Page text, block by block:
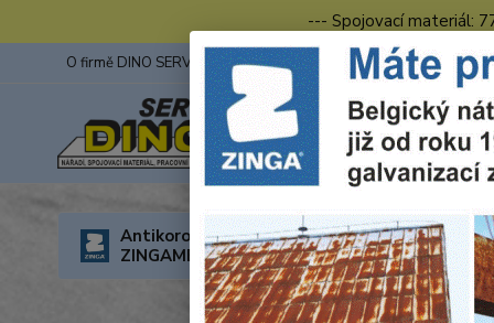
--- Spojovací materiál:
O firmě DINO SERVIS s.r.o. ZINGA Fotogalerie z výstav
Antikorozní nátěry
ZINGAMETALL
Úvod